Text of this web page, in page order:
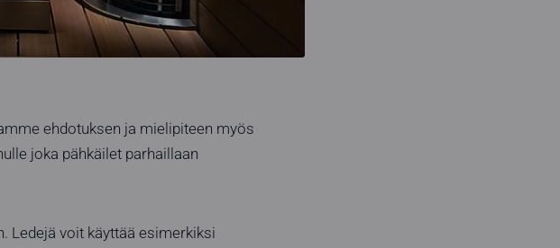
ehdotuksen ja mielipiteen myös
joka pähkäilet parhaillaan
Ledejä voit käyttää esimerkiksi